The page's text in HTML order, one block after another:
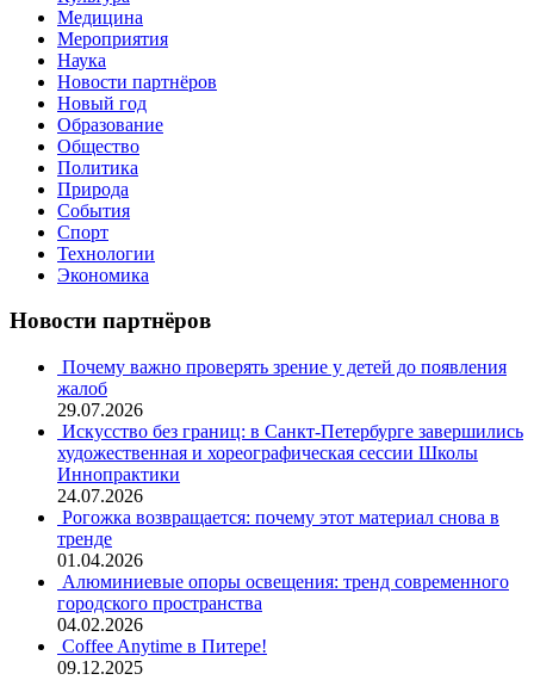
Медицина
Мероприятия
Наука
Новости партнёров
Новый год
Образование
Общество
Политика
Природа
События
Спорт
Технологии
Экономика
Новости партнёров
Почему важно проверять зрение у детей до появления
жалоб
29.07.2026
Искусство без границ: в Санкт-Петербурге завершились
художественная и хореографическая сессии Школы
Иннопрактики
24.07.2026
Рогожка возвращается: почему этот материал снова в
тренде
01.04.2026
Алюминиевые опоры освещения: тренд современного
городского пространства
04.02.2026
Coffee Anytime в Питере!
09.12.2025